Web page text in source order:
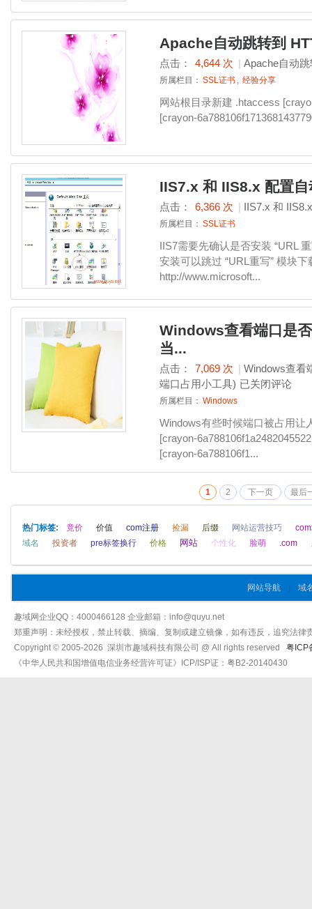
Apache自动跳转到
点击： 4,644 次 | Apache自动
所属栏目： SSL证书 , 经验分享
网站根目录新建 .htaccess
[crayon-
IIS7.x 和 IIS8.x 配置
点击： 6,366 次 | IIS7.x 和
所属栏目： SSL证书
IIS7需要先确认是否安装 “URL
安装可以跳过 “URL重写” 模块
http://www.microsoft...
Windows查看端口是
当...
点击： 7,069 次 | Windows查看
端口占用小工具) 已关闭评论
所属栏目： Windows
Windows有些时候端口被占用让
[crayon-
[crayon-6a788106f1...
1 2 下一页 最后
热门标签: 竟价 价值 com注册 捡漏 后缀 网站运营技巧
域名
投资者 pre标签换行 价格 网站 个性化 脸萌 .com
网站导航 域
趣域网企业QQ：4000466128 企业邮箱：info@quyu.net
郑重声明：未经授权，禁止转载、摘编、复制或建立镜像，如有违反，追究法律
Copyright © 2005-2026 深圳市趣域科技有限公司 @ All rights reserved 粤ICP
《中华人民共和国增值电信业务经营许可证》ICP/ISP证：粤B2-20140430